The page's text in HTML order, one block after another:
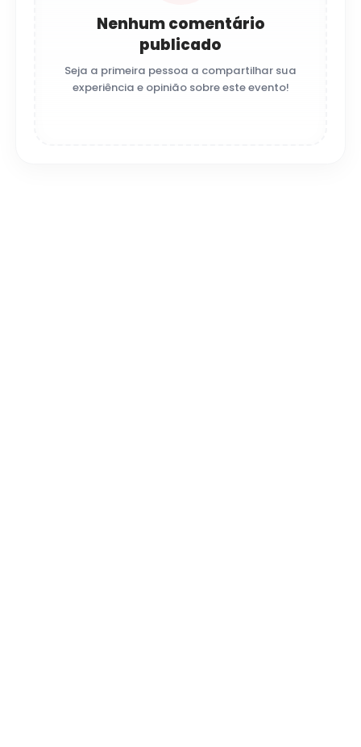
Nenhum comentário
publicado
Seja a primeira pessoa a compartilhar sua
experiência e opinião sobre este evento!